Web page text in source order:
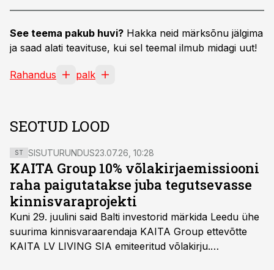
See teema pakub huvi? Hakka neid märksõnu jälgima
ja saad alati teavituse, kui sel teemal ilmub midagi uut!
Rahandus palk
SEOTUD LOOD
ST SISUTURUNDUS23.07.26, 10:28
KAITA Group 10% võlakirjaemissiooni
raha paigutatakse juba tegutsevasse
kinnisvaraprojekti
Kuni 29. juulini said Balti investorid märkida Leedu ühe
suurima kinnisvaraarendaja KAITA Group ettevõtte
KAITA LV LIVING SIA emiteeritud võlakirju.